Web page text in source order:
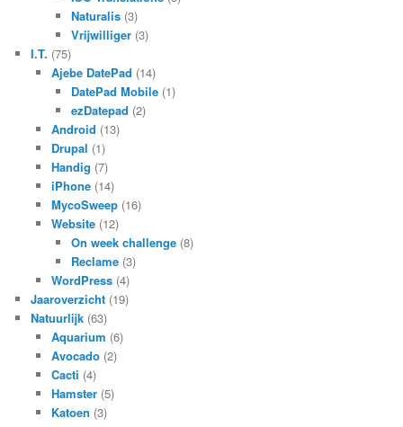
Naturalis (3)
Vrijwilliger (3)
I.T. (75)
Ajebe DatePad (14)
DatePad Mobile (1)
ezDatepad (2)
Android (13)
Drupal (1)
Handig (7)
iPhone(14)
MycoSweep(16)
Website(12)
On week challenge (8)
Reclame (3)
WordPress(4)
Jaaroverzicht (19)
Natuurlijk (63)
Aquarium (6)
Avocado(2)
Cacti (4)
Hamster(5)
Katoen (3)